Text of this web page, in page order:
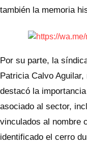
también la memoria
Por su parte, la
Patricia Calvo
destacó la
asociado al sector,
vinculados al nombre
identificado el cerro